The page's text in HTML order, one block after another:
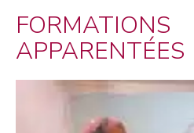
FORMATIONS
APPARENTÉES